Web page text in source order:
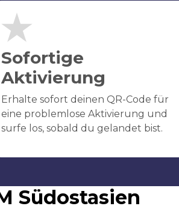
Sofortige
Aktivierung
Erhalte sofort deinen QR-Code für
eine problemlose Aktivierung und
surfe los, sobald du gelandet bist.
Südostasien